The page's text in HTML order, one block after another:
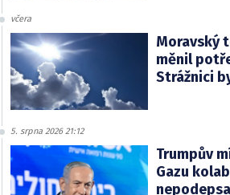
včera
Moravský
měnil
Strážnici
5. srpna 2026 21:12
Trumpův
Gazu